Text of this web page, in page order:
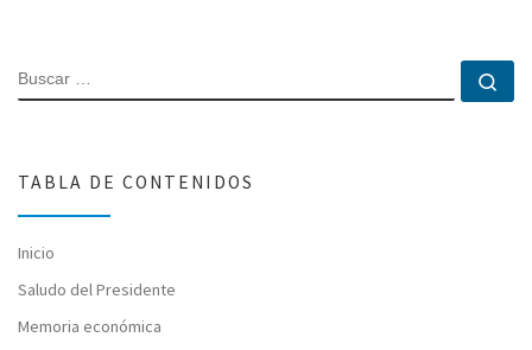
BUSCAR
TABLA DE CONTENIDOS
Inicio
Saludo del Presidente
Memoria económica